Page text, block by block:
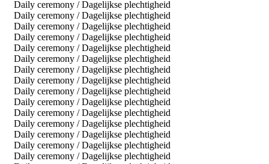
Daily ceremony / Dagelijkse plechtigheid
Daily ceremony / Dagelijkse plechtigheid
Daily ceremony / Dagelijkse plechtigheid
Daily ceremony / Dagelijkse plechtigheid
Daily ceremony / Dagelijkse plechtigheid
Daily ceremony / Dagelijkse plechtigheid
Daily ceremony / Dagelijkse plechtigheid
Daily ceremony / Dagelijkse plechtigheid
Daily ceremony / Dagelijkse plechtigheid
Daily ceremony / Dagelijkse plechtigheid
Daily ceremony / Dagelijkse plechtigheid
Daily ceremony / Dagelijkse plechtigheid
Daily ceremony / Dagelijkse plechtigheid
Daily ceremony / Dagelijkse plechtigheid
Daily ceremony / Dagelijkse plechtigheid